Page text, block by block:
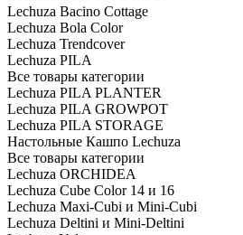
Lechuza Bacino Cottage
Lechuza Bola Color
Lechuza Trendcover
Lechuza PILA
Все товары категории
Lechuza PILA PLANTER
Lechuza PILA GROWPOT
Lechuza PILA STORAGE
Настольные Кашпо Lechuza
Все товары категории
Lechuza ORCHIDEA
Lechuza Cube Color 14 и 16
Lechuza Maxi-Cubi и Mini-Cubi
Lechuza Deltini и Mini-Deltini